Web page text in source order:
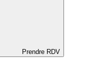
Prendre RDV